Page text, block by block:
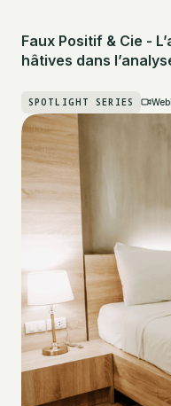
Faux Positif & Cie -
hâtives dans
SPOTLIGHT SERIES